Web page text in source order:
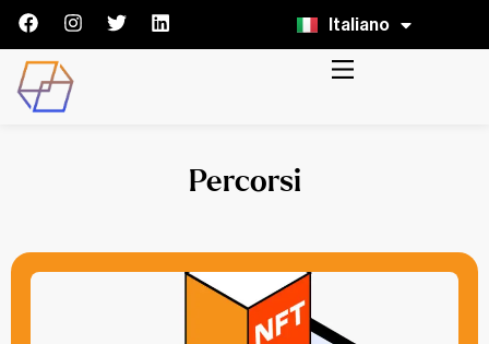
Italiano
English
Percorsi